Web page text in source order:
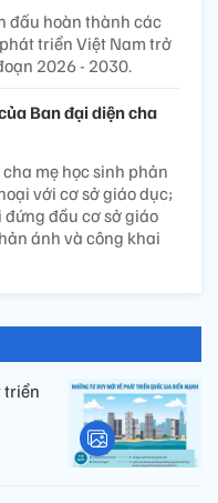
đấu hoàn thành các
triển Việt Nam trở
2026 - 2030.
Ban đại diện cha
mẹ học sinh phản
với cơ sở giáo dục;
đầu cơ sở giáo
ánh và công khai
triển